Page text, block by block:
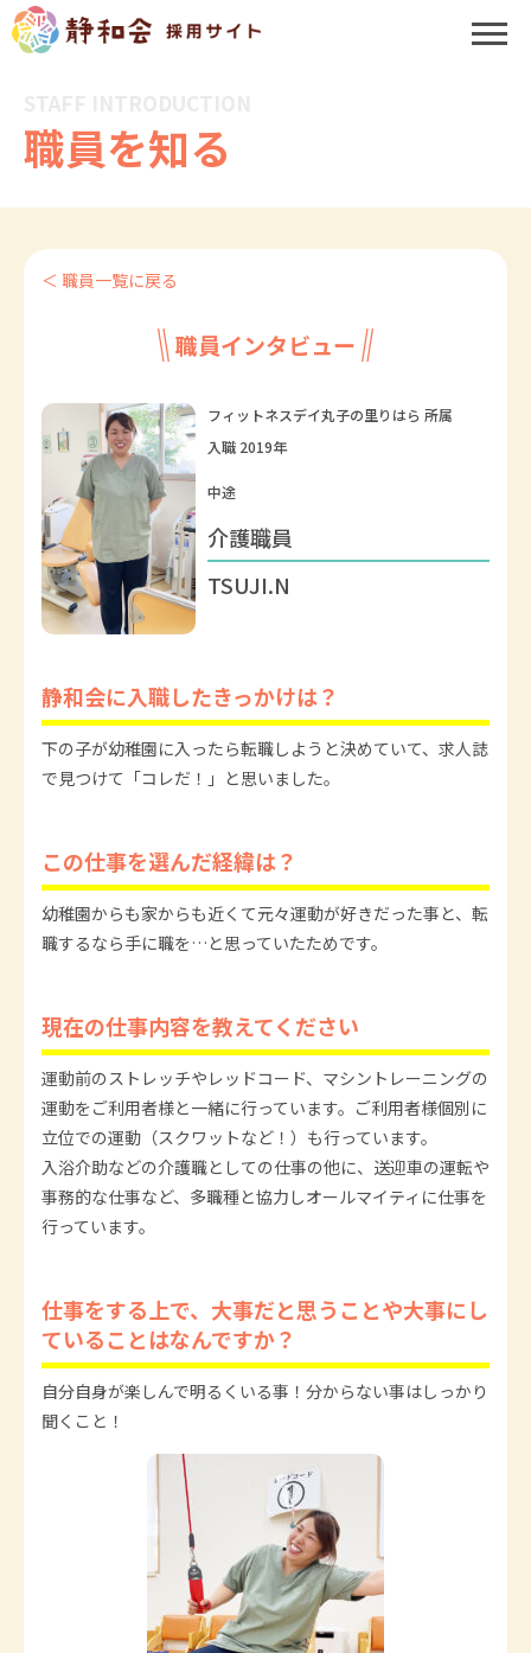
職員を知る
＜ 職員一覧に戻る
職員インタビュー
フィットネスデイ丸子の里りはら 所属
入職 2019年
中途
介護職員
TSUJI.N
静和会に入職したきっかけは？
下の子が幼稚園に入ったら転職しようと決めていて、求人誌
で見つけて「コレだ！」と思いました。
この仕事を選んだ経緯は？
幼稚園からも家からも近くて元々運動が好きだった事と、転
職するなら手に職を…と思っていたためです。
現在の仕事内容を教えてください
運動前のストレッチやレッドコード、マシントレーニングの
運動をご利用者様と一緒に行っています。ご利用者様個別に
立位での運動（スクワットなど！）も行っています。
入浴介助などの介護職としての仕事の他に、送迎車の運転や
事務的な仕事など、多職種と協力しオールマイティに仕事を
行っています。
仕事をする上で、大事だと思うことや大事にし
ていることはなんですか？
自分自身が楽しんで明るくいる事！分からない事はしっかり
聞くこと！